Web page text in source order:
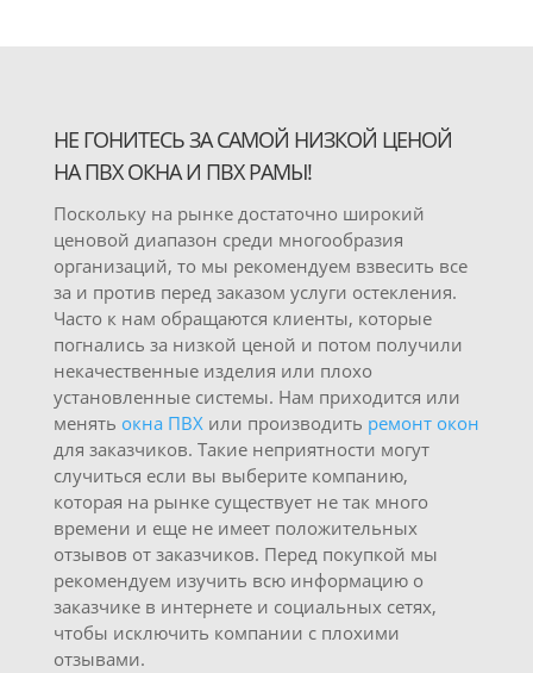
НЕ ГОНИТЕСЬ ЗА САМОЙ НИЗКОЙ ЦЕНОЙ
НА ПВХ ОКНА И ПВХ РАМЫ!
Поскольку на рынке достаточно широкий
ценовой диапазон среди многообразия
организаций, то мы рекомендуем взвесить все
за и против перед заказом услуги остекления.
Часто к нам обращаются клиенты, которые
погнались за низкой ценой и потом получили
некачественные изделия или плохо
установленные системы. Нам приходится или
менять окна ПВХили производить ремонт окон
для заказчиков. Такие неприятности могут
случиться если вы выберите компанию,
которая на рынке существует не так много
времени и еще не имеет положительных
отзывов от заказчиков. Перед покупкой мы
рекомендуем изучить всю информацию о
заказчике в интернете и социальных сетях,
чтобы исключить компании с плохими
отзывами.